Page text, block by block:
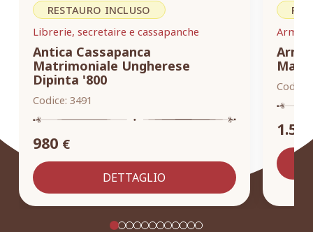
RESTAURO INCLUSO
Librerie, secretaire e cassapanche
Antica Cassapanca
Matrimoniale Ungherese
Dipinta '800
Codice: 3491
980 €
DETTAGLIO
Codice: